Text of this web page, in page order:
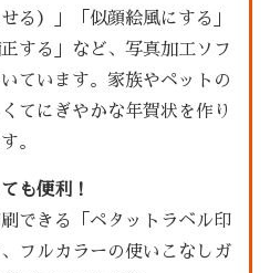
る）」「似顔絵風にする」
する」など、写真加工ソフ
ています。家族やペットの
てにぎやかな年賀状を作り
。
も便利！
できる「ペタットラベル印
フルカラーの使いこなしガ